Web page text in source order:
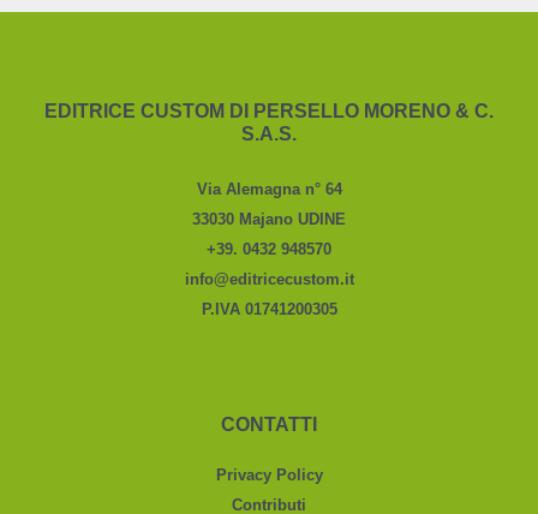
EDITRICE CUSTOM DI PERSELLO MORENO & C.
S.A.S.
Via Alemagna n° 64
33030 Majano UDINE
+39. 0432 948570
info@editricecustom.it
P.IVA 01741200305
CONTATTI
Privacy Policy
Contributi